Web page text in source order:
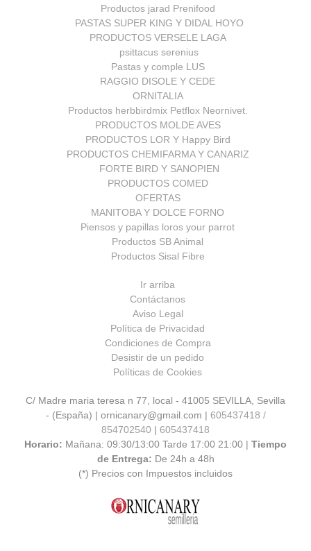
Productos jarad Prenifood
PASTAS SUPER KING Y DIDAL HOYO
PRODUCTOS VERSELE LAGA
psittacus serenius
Pastas y comple LUS
RAGGIO DISOLE Y CEDE
ORNITALIA
Productos herbbirdmix Petflox Neornivet.
PRODUCTOS MOLDE AVES
PRODUCTOS LOR Y Happy Bird
PRODUCTOS CHEMIFARMA Y CANARIZ
FORTE BIRD Y SANOPIEN
PRODUCTOS COMED
OFERTAS
MANITOBA Y DOLCE FORNO
Piensos y papillas loros your parrot
Productos SB Animal
Productos Sisal Fibre
Ir arriba
Contáctanos
Aviso Legal
Política de Privacidad
Condiciones de Compra
Desistir de un pedido
Políticas de Cookies
C/ Madre maria teresa n 77, local - 41005 SEVILLA, Sevilla
- (España) | ornicanary@gmail.com | 605437418 /
854702540 | 605437418
Horario: Mañana: 09:30/13:00 Tarde 17:00 21:00 | Tiempo
de Entrega: De 24h a 48h
(*) Precios con Impuestos incluidos